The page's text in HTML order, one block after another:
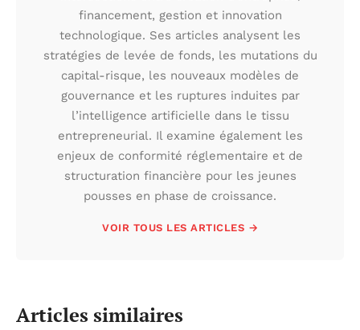
financement, gestion et innovation
technologique. Ses articles analysent les
stratégies de levée de fonds, les mutations du
capital-risque, les nouveaux modèles de
gouvernance et les ruptures induites par
l’intelligence artificielle dans le tissu
entrepreneurial. Il examine également les
enjeux de conformité réglementaire et de
structuration financière pour les jeunes
pousses en phase de croissance.
VOIR TOUS LES ARTICLES →
Articles similaires